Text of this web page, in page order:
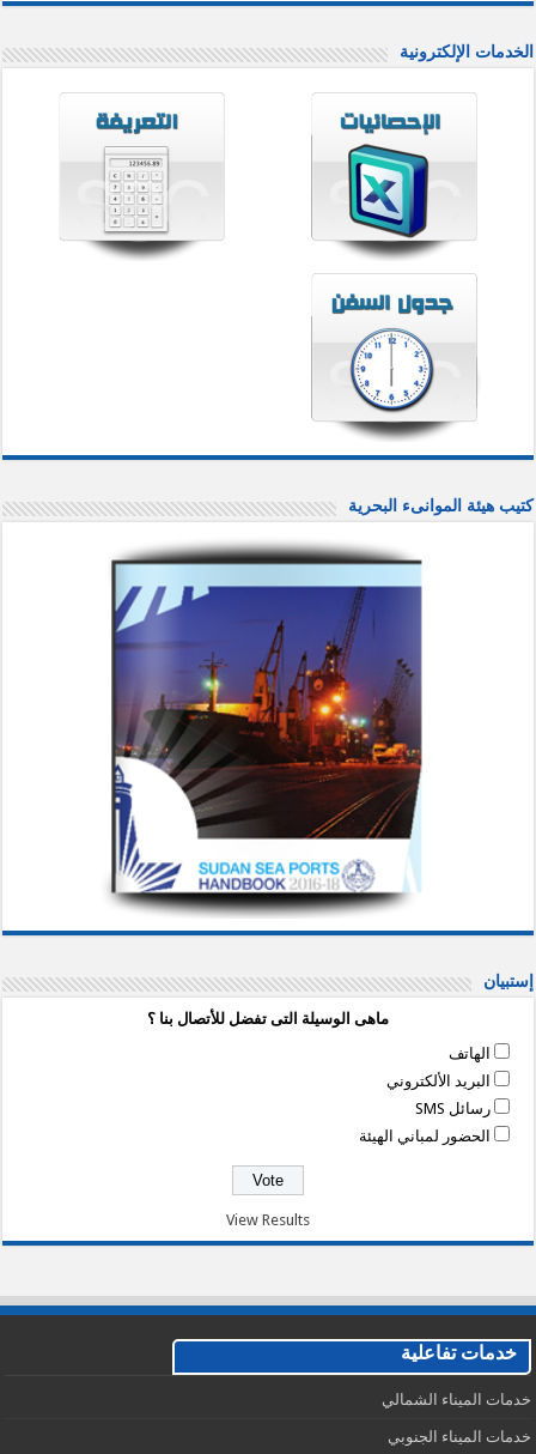
الخدمات الإلكترونية
كتيب هيئة الموانىء البحرية
إستبيان
ماهى الوسيلة التى تفضل للأتصال بنا ؟
الهاتف
البريد الألكتروني
رسائل SMS
الحضور لمباني الهيئة
View Results
خدمات تفاعلية
خدمات الميناء الشمالي
خدمات الميناء الجنوبي